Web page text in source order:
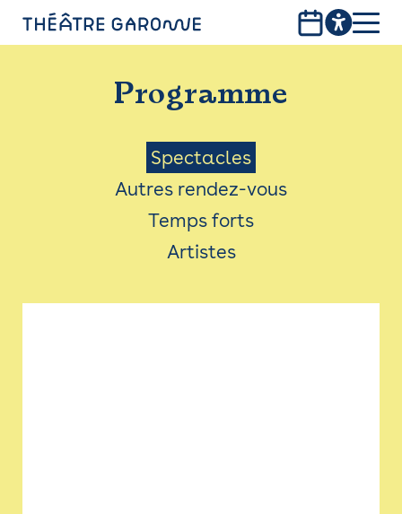
PROGRAMME
INFOS PRATIQUES
AVEC LES PUBLICS
ACCESSIBILITÉ
LES PRODUCTIONS
Programme
Menu
Saison
Spectacles
Autres rendez-vous
Temps forts
Artistes